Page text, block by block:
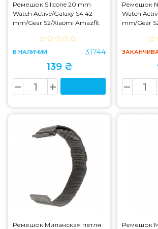
Ремешок Silicone 20 mm
Watch Active/Galaxy S4 42
mm/Gear S2/Xiaomi Amazfit
В НАЛИЧИИ 31744
139 ₴
Ремешок
Watch
mm/Gear
Ремешок Миланская петля
Ремешок